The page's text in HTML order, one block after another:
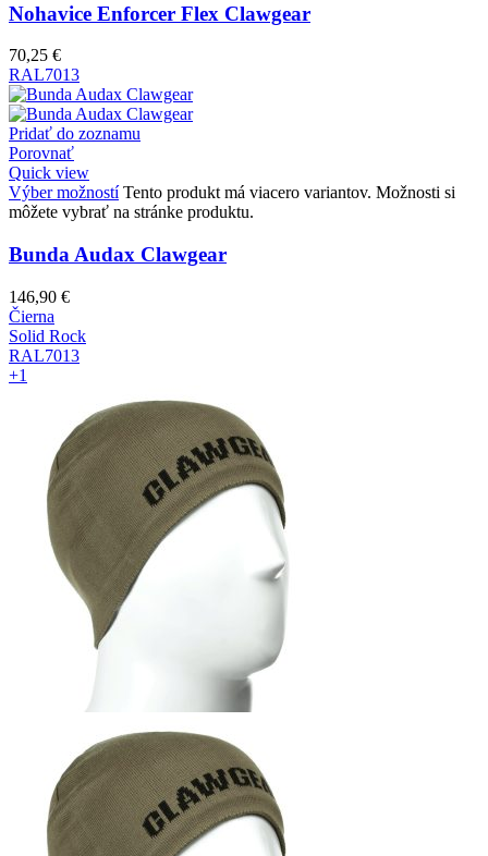
Nohavice Enforcer Flex Clawgear
70,25 €
RAL7013
Pridať do zoznamu
Porovnať
Quick view
Výber možností Tento produkt má viacero variantov. Možnosti si
môžete vybrať na stránke produktu.
Bunda Audax Clawgear
146,90 €
Čierna
Solid Rock
RAL7013
+1